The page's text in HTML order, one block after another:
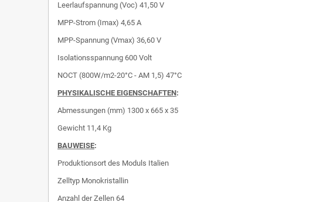
Leerlaufspannung (Voc) 41,50 V
MPP-Strom (Imax) 4,65 A
MPP-Spannung (Vmax) 36,60 V
Isolationsspannung 600 Volt
NOCT (800W/m2-20°C - AM 1,5) 47°C
PHYSIKALISCHE EIGENSCHAFTEN:
Abmessungen (mm) 1300 x 665 x 35
Gewicht 11,4 Kg
BAUWEISE:
Produktionsort des Moduls Italien
Zelltyp Monokristallin
Anzahl der Zellen 64